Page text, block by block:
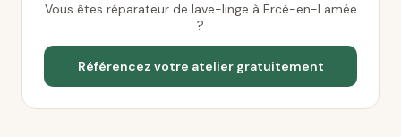
Vous êtes réparateur de lave-linge à Ercé-en-Lamée
?
Référencez votre atelier gratuitement